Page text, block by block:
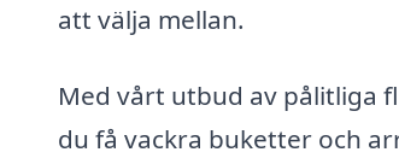
att välja mellan.
Med vårt utbud av pålitliga
du få vackra buketter och